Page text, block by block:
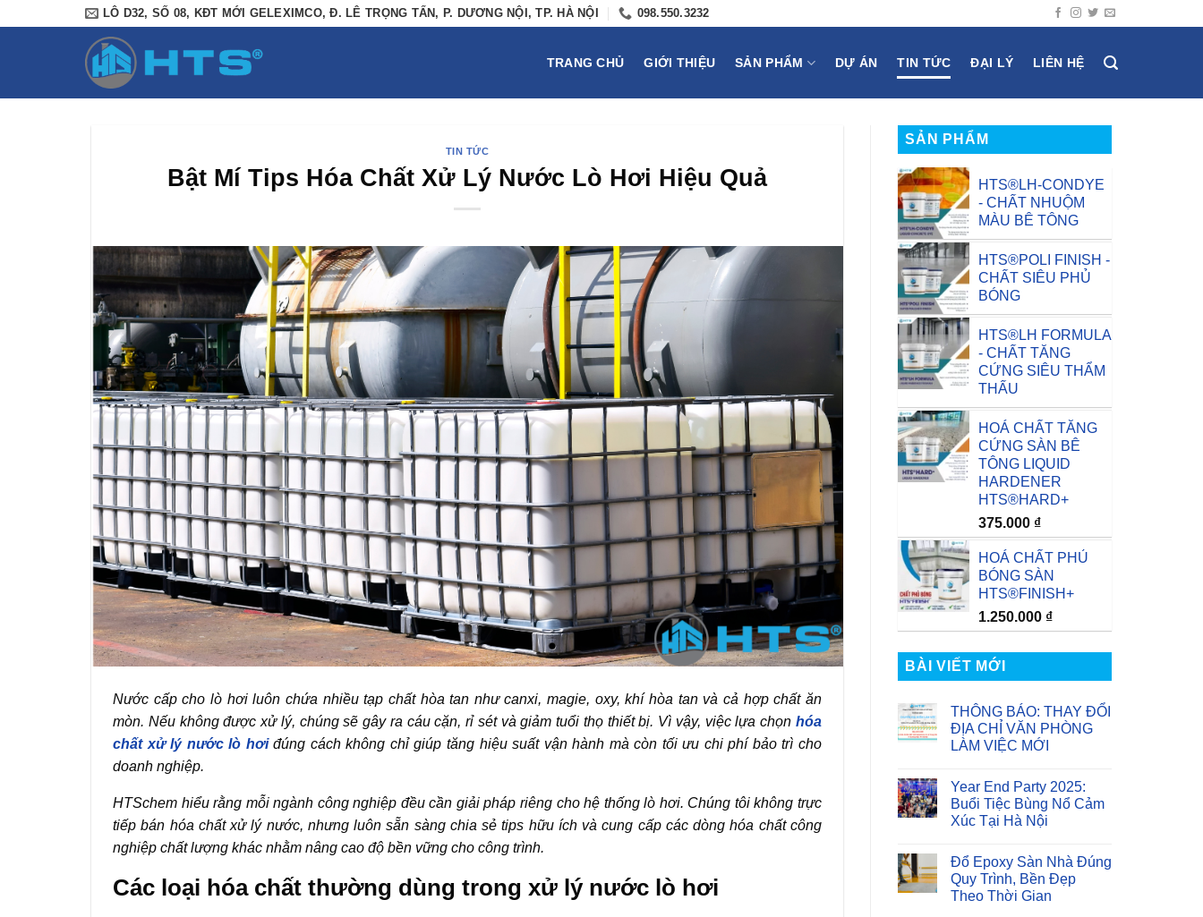
LÔ D32, SỐ 08, KĐT MỚI GELEXIMCO, Đ. LÊ TRỌNG TẤN, P. DƯƠNG NỘI, TP. HÀ NỘI 098.550.3232
TRANG CHỦ GIỚI THIỆU SẢN PHẨM DỰ ÁN TIN TỨC ĐẠI LÝ LIÊN HỆ
TIN TỨC
Bật Mí Tips Hóa Chất Xử Lý Nước Lò Hơi Hiệu Quả
Nước cấp cho lò hơi luôn chứa nhiều tạp chất hòa tan như canxi, magie, oxy, khí hòa tan và cả hợp chất ăn
mòn. Nếu không được xử lý, chúng sẽ gây ra cáu cặn, rỉ sét và giảm tuổi thọ thiết bị. Vì vậy, việc lựa chọn hóa
chất xử lý nước lò hơiđúng cách không chỉ giúp tăng hiệu suất vận hành mà còn tối ưu chi phí bảo trì cho
doanh nghiệp.
HTSchem hiểu rằng mỗi ngành công nghiệp đều cần giải pháp riêng cho hệ thống lò hơi. Chúng tôi không trực
tiếp bán hóa chất xử lý nước, nhưng luôn sẵn sàng chia sẻ tips hữu ích và cung cấp các dòng hóa chất công
nghiệp chất lượng khác nhằm nâng cao độ bền vững cho công trình.
Các loại hóa chất thường dùng trong xử lý nước lò hơi
SẢN PHẨM
HTS®LH-CONDYE
- CHẤT NHUỘM
MÀU BÊ TÔNG
HTS®POLI FINISH -
CHẤT SIÊU PHỦ
BÓNG
HTS®LH FORMULA
- CHẤT TĂNG
CỨNG SIÊU THẨM
THẤU
HOÁ CHẤT TĂNG
CỨNG SÀN BÊ
TÔNG LIQUID
HARDENER
HTS®HARD+
375.000 ₫
HOÁ CHẤT PHỦ
BÓNG SÀN
HTS®FINISH+
1.250.000 ₫
BÀI VIẾT MỚI
THÔNG BÁO: THAY ĐỔI
ĐỊA CHỈ VĂN PHÒNG
LÀM VIỆC MỚI
bình
luận
ở
THÔNG
ĐỔI
ĐỊA
CHỈ
VĂN
PHÒNG
Year End Party 2025:
Buổi Tiệc Bùng Nổ Cảm
Xúc Tại Hà Nội
bình
luận
ở
Year
Đổ Epoxy Sàn Nhà Đúng
Quy Trình, Bền Đẹp
Theo Thời Gian